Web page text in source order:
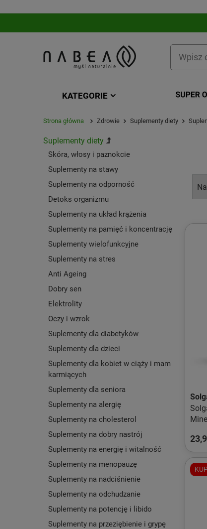
KATEGORIE
Strona główna Zdrowie Suplementy diety
KATEGORIA
Suplementy diety
Skóra, włosy i paznokcie
Suplementy na stawy
Suplementy na odporność
Detoks organizmu
Suplementy na układ krążenia
Suplementy na pamięć i koncentrację
Suplementy wielofunkcyjne
Suplementy na stres
Anti Ageing
Dobry sen
Elektrolity
Oczy i wzrok
Suplementy dla diabetyków
Suplementy dla dzieci
Suplementy dla kobiet w ciąży i mam
karmiących
Suplementy dla seniora
Suplementy na alergię
Suplementy na cholesterol
Suplementy na dobry nastrój
Suplementy na energię i witalność
Suplementy na menopauzę
Suplementy na nadciśnienie
Suplementy na odchudzanie
Suplementy na potencję i libido
Suplementy na przeziębienie i grypę